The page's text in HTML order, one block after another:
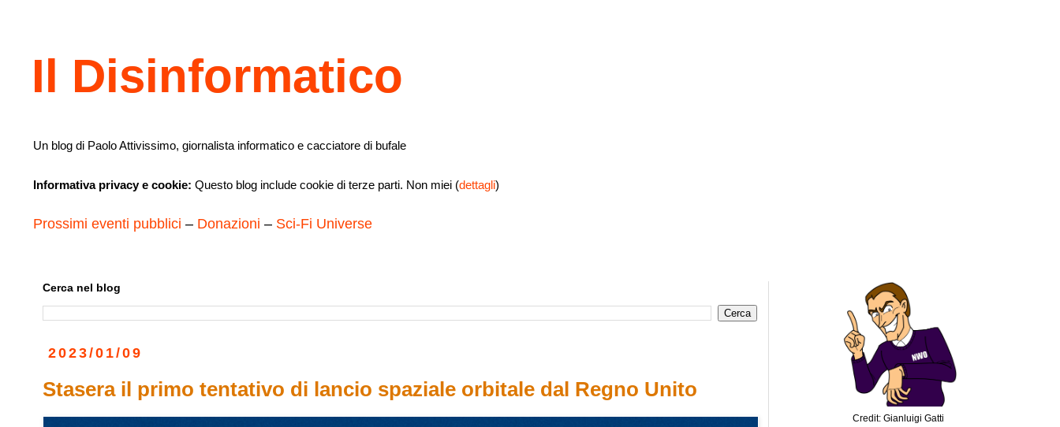
Il Disinformatico
Un blog di Paolo Attivissimo, giornalista informatico e cacciatore di bufale
Informativa privacy e cookie: Questo blog include cookie di terze parti. Non miei (dettagli)
Prossimi eventi pubblici – Donazioni – Sci-Fi Universe
Cerca nel blog
2023/01/09
Stasera il primo tentativo di lancio spaziale orbitale dal Regno Unito
Credit: Gianluigi Gatti